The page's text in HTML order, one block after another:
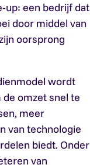
up: een bedrijf dat
door middel van
oorsprong
wordt
omzet snel te
meer
van technologie
biedt. Onder
van